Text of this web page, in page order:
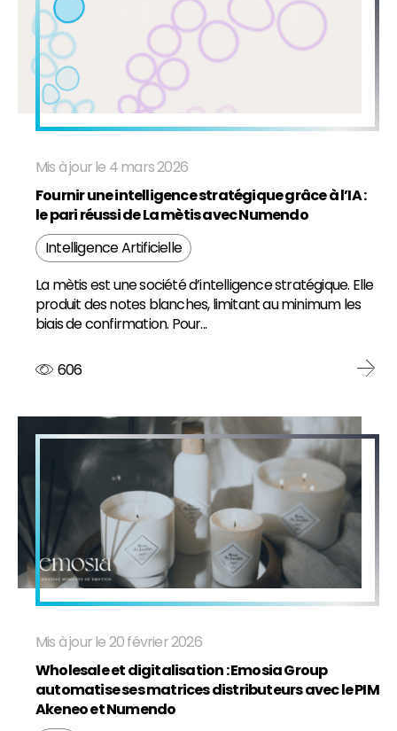
Mis à jour le 4 mars 2026
Fournir une intelligence stratégique grâce à l’IA :
le pari réussi de La mètis avec Numendo
Intelligence Artificielle
La mètis est une société d’intelligence stratégique. Elle
produit des notes blanches, limitant au minimum les
biais de confirmation. Pour...
606
Mis à jour le 20 février 2026
Wholesale et digitalisation : Emosia Group
automatise ses matrices distributeurs avec le PIM
Akeneo et Numendo